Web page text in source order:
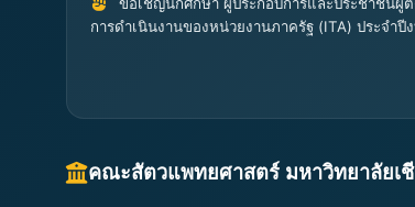
การดำเนินงานของหน่วยงานภาครัฐ (ITA) ประจำ
คณะสัตวแพทยศาสตร์ มหาวิทยาลัยเ